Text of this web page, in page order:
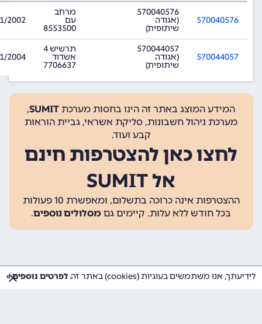
570040576
570040576
(אגודה
שיתופית)
מרחב
עם
8553500
2002
570044057
570044057
(אגודה
שיתופית)
תרשיש 4
אשדוד
7706637
2004
המידע המוצג באתר זה הינו בחסות מערכת SUMIT
,
מערכת ניהול חשבונות, סליקת אשראי, גביית הוראות
קבע ועוד.
לחצו כאן להצטרפות חינם
אל SUMIT
ההצטרפות אינה כרוכה בתשלום, ומאפשרת 10 פעולות
בכל חודש ללא עלות. קיימים גם מסלולים נוספים.
לידיעתך, אנו משתמשים בעוגיות (cookies) באתר זה. לפרטים נוספים »